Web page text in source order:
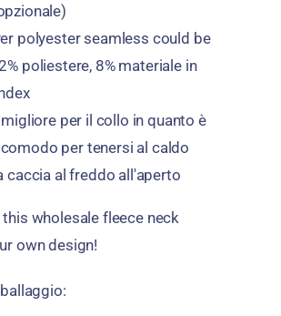
polyester seamless could be
poliestere, 8% materiale in
per il collo in quanto è
per tenersi al caldo
caccia al freddo all'aperto
wholesale fleece neck
own design!